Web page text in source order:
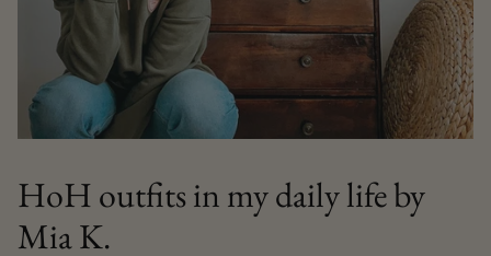
HoH outfits in my daily life by
Mia K.